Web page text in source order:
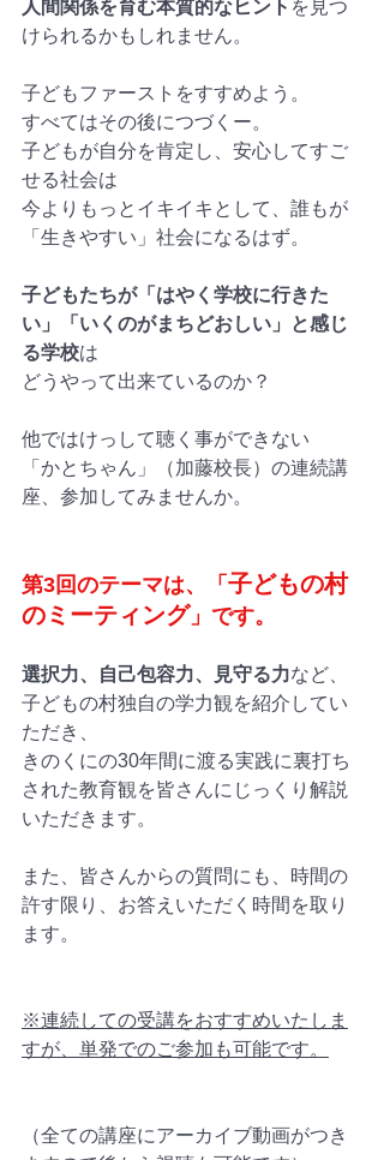
人間関係を育む本質的なヒント を見つ
けられるかもしれません。
子どもファーストをすすめよう。
すべてはその後につづくー。
子どもが自分を肯定し、安心してすご
せる社会は
今よりもっとイキイキとして、誰もが
「生きやすい」社会になるはず。
子どもたちが「はやく学校に行きた
い」「いくのがまちどおしい」と感じ
る学校は
どうやって出来ているのか？
他ではけっして聴く事ができない
「かとちゃん」（加藤校長）の連続講
座、参加してみませんか。
第3回のテーマは、「 子どもの村
のミーティング」です。
選択力、自己包容力、見守る力など、
子どもの村独自の学力観を紹介してい
ただき、
きのくにの30年間に渡る実践に裏打ち
された教育観を皆さんにじっくり解説
いただきます。
また、皆さんからの質問にも、時間の
許す限り、お答えいただく時間を取り
ます。
※連続しての受講をおすすめいたしま
すが、単発でのご参加も可能です。
（全ての講座にアーカイブ動画がつき